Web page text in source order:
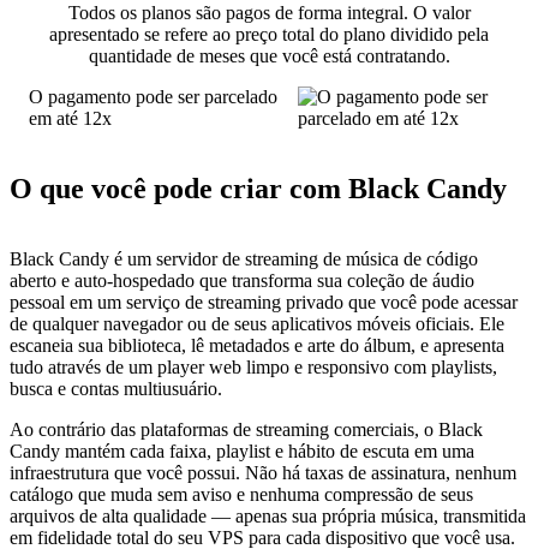
Todos os planos são pagos de forma integral. O valor
apresentado se refere ao preço total do plano dividido pela
quantidade de meses que você está contratando.
O pagamento pode ser parcelado
em até 12x
O que você pode criar com Black Candy
Black Candy é um servidor de streaming de música de código
aberto e auto-hospedado que transforma sua coleção de áudio
pessoal em um serviço de streaming privado que você pode acessar
de qualquer navegador ou de seus aplicativos móveis oficiais. Ele
escaneia sua biblioteca, lê metadados e arte do álbum, e apresenta
tudo através de um player web limpo e responsivo com playlists,
busca e contas multiusuário.
Ao contrário das plataformas de streaming comerciais, o Black
Candy mantém cada faixa, playlist e hábito de escuta em uma
infraestrutura que você possui. Não há taxas de assinatura, nenhum
catálogo que muda sem aviso e nenhuma compressão de seus
arquivos de alta qualidade — apenas sua própria música, transmitida
em fidelidade total do seu VPS para cada dispositivo que você usa.